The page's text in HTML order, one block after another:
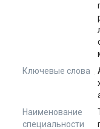
Ключевые слова
Наименование
специальности